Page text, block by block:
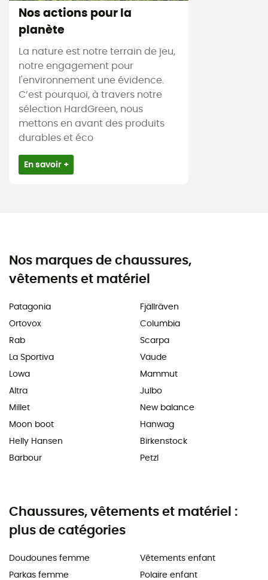
Nos actions pour la
planète
La nature est notre terrain de jeu,
notre engagement pour
l'environnement une évidence.
C’est pourquoi, à travers notre
sélection HardGreen, nous
mettons en avant des produits
durables et éco
En savoir +
Nos marques de chaussures,
vêtements et matériel
Patagonia
Ortovox
Rab
La Sportiva
Lowa
Altra
Millet
Moon boot
Helly Hansen
Barbour
Fjällräven
Columbia
Scarpa
Vaude
Mammut
Julbo
New balance
Hanwag
Birkenstock
Petzl
Chaussures, vêtements et matériel :
plus de catégories
Doudounes femme
Parkas femme
Vêtements enfant
Polaire enfant